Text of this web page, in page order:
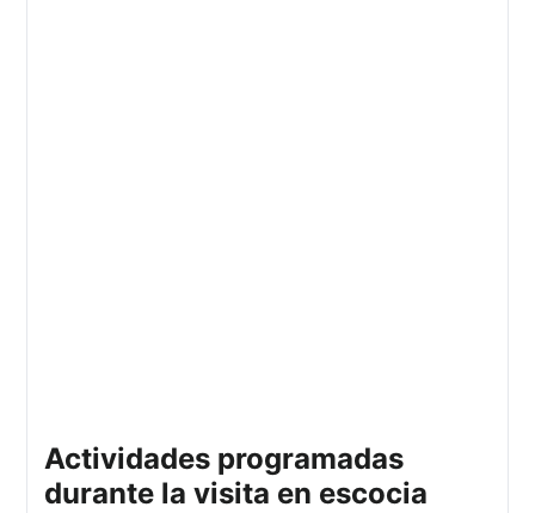
actividades programadas
durante la visita en escocia